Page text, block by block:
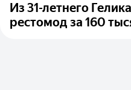
Из 31-летнего
рестомод за 160